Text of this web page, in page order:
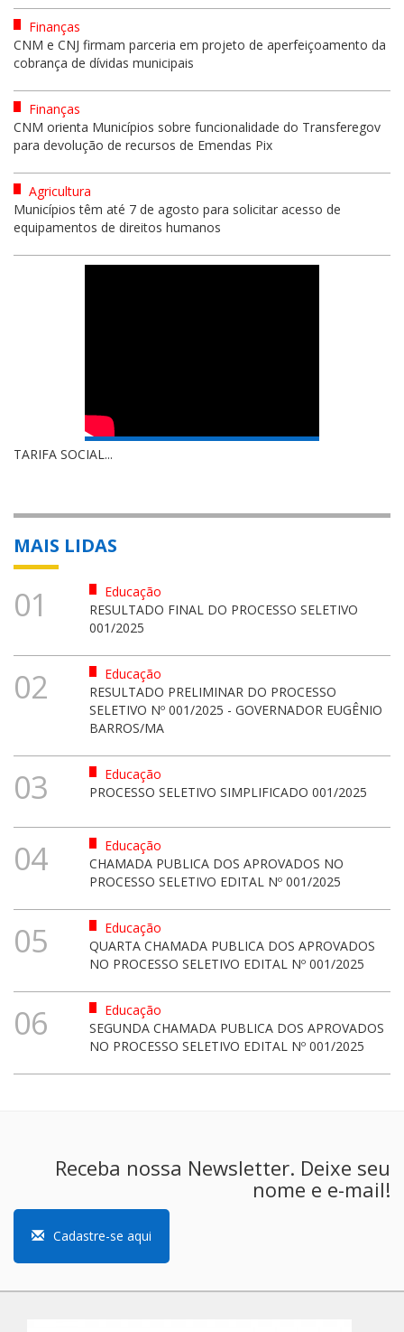
Finanças
CNM e CNJ firmam parceria em projeto de aperfeiçoamento da
cobrança de dívidas municipais
Finanças
CNM orienta Municípios sobre funcionalidade do Transferegov
para devolução de recursos de Emendas Pix
Agricultura
Municípios têm até 7 de agosto para solicitar acesso de
equipamentos de direitos humanos
TARIFA SOCIAL...
MAIS LIDAS
01
Educação
RESULTADO FINAL DO PROCESSO SELETIVO
001/2025
02
Educação
RESULTADO PRELIMINAR DO PROCESSO
SELETIVO Nº 001/2025 - GOVERNADOR EUGÊNIO
BARROS/MA
03
Educação
PROCESSO SELETIVO SIMPLIFICADO 001/2025
04
Educação
CHAMADA PUBLICA DOS APROVADOS NO
PROCESSO SELETIVO EDITAL Nº 001/2025
05
Educação
QUARTA CHAMADA PUBLICA DOS APROVADOS
NO PROCESSO SELETIVO EDITAL Nº 001/2025
06
Educação
SEGUNDA CHAMADA PUBLICA DOS APROVADOS
NO PROCESSO SELETIVO EDITAL Nº 001/2025
Receba nossa Newsletter. Deixe seu
nome e e-mail!
Cadastre-se aqui